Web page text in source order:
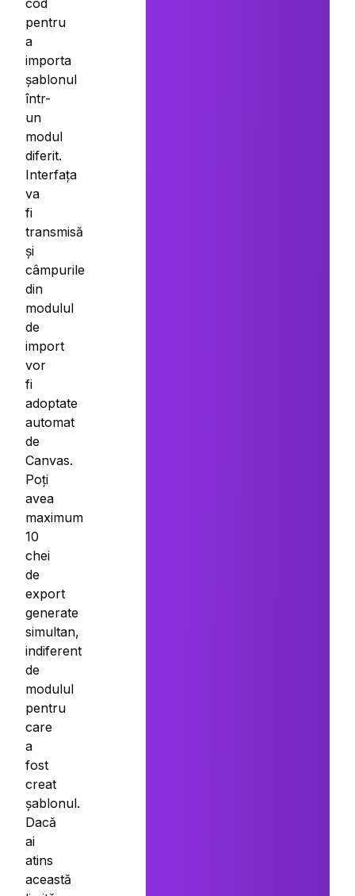
cod
pentru
a
importa
șablonul
într-
un
modul
diferit.
Interfața
va
fi
transmisă
și
câmpurile
din
modulul
de
import
vor
fi
adoptate
automat
de
Canvas.
Poți
avea
maximum
10
chei
de
export
generate
simultan,
indiferent
de
modulul
pentru
care
a
fost
creat
șablonul.
Dacă
ai
atins
această